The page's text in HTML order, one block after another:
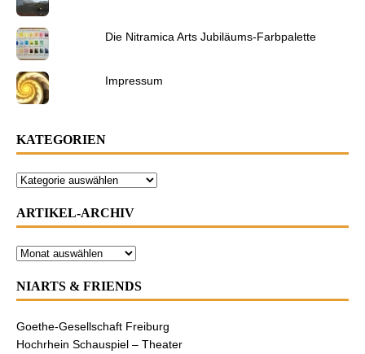
Die Nitramica Arts Jubiläums-Farbpalette
Impressum
KATEGORIEN
ARTIKEL-ARCHIV
NIARTS & FRIENDS
Goethe-Gesellschaft Freiburg
Hochrhein Schauspiel – Theater